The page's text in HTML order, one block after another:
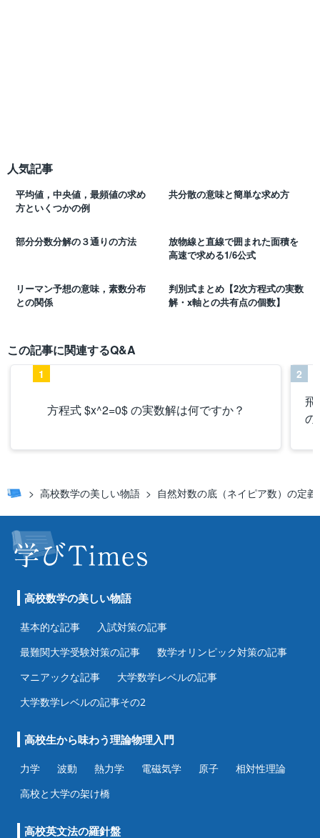
人気記事
平均値，中央値，最頻値の求め
方といくつかの例
共分散の意味と簡単な求め方
部分分数分解の３通りの方法
放物線と直線で囲まれた面積を
高速で求める1/6公式
リーマン予想の意味，素数分布
との関係
判別式まとめ【2次方程式の実数
解・x軸との共有点の個数】
この記事に関連するQ&A
方程式 $x^2=0$ の実数解は何ですか？
1
飛
の
2
高校数学の美しい物語 自然対数の底（ネイピア数）の定
高校数学の美しい物語
基本的な記事
入試対策の記事
最難関大学受験対策の記事
数学オリンピック対策の記事
マニアックな記事
大学数学レベルの記事
大学数学レベルの記事その2
高校生から味わう理論物理入門
力学 波動 熱力学 電磁気学 原子
相対性理論
高校と大学の架け橋
高校英文法の羅針盤